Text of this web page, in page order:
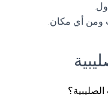
أي مكان.